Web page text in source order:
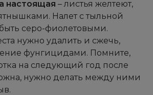
настоящая – листья желтеют,
Налет с тыльной
серо-фиолетовыми.
нужно удалить и сжечь,
фунгицидами. Помните,
на следующий год после
нужно делать между ними